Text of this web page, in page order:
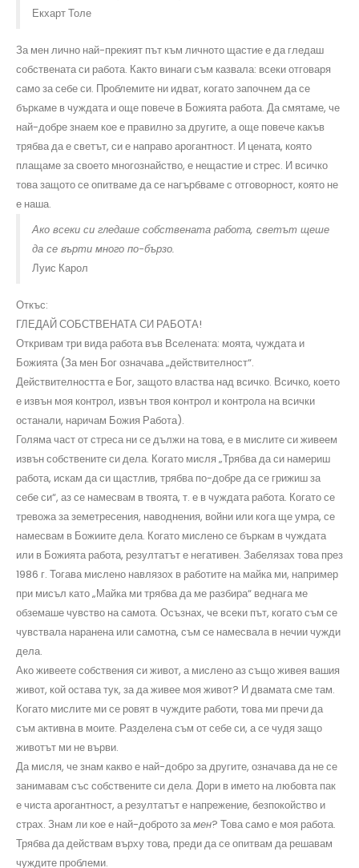
Екхарт Толе
За мен лично най-прекият път към личното щастие е да гледаш
собствената си работа. Както винаги съм казвала: всеки отговаря
само за себе си. Проблемите ни идват, когато започнем да се
бъркаме в чуждата и още повече в Божията работа. Да смятаме, че
най-добре знаем кое е правилно за другите, а още повече какъв
трябва да е светът, си е направо арогантност. И цената, която
плащаме за своето многознайство, е нещастие и стрес. И всичко
това защото се опитваме да се нагърбваме с отговорност, която не
е наша.
Ако всеки си гледаше собствената работа, светът щеше
да се върти много по-бързо.
Луис Карол
Откъс:
ГЛЕДАЙ СОБСТВЕНАТА СИ РАБОТА!
Откривам три вида работа във Вселената: моята, чуждата и
Божията (За мен Бог означава „действителност“.
Действителността е Бог, защото властва над всичко. Всичко, което
е извън моя контрол, извън твоя контрол и контрола на всички
останали, наричам Божия Работа).
Голяма част от стреса ни се дължи на това, е в мислите си живеем
извън собствените си дела. Когато мисля „Трябва да си намериш
работа, искам да си щастлив, трябва по-добре да се грижиш за
себе си“, аз се намесвам в твоята, т. е в чуждата работа. Когато се
тревожа за земетресения, наводнения, войни или кога ще умра, се
намесвам в Божиите дела. Когато мислено се бъркам в чуждата
или в Божията работа, резултатът е негативен. Забелязах това през
1986 г. Тогава мислено навлязох в работите на майка ми, например
при мисъл като „Майка ми трябва да ме разбира“ веднага ме
обземаше чувство на самота. Осъзнах, че всеки път, когато съм се
чувствала наранена или самотна, съм се намесвала в нечии чужди
дела.
Ако живеете собствения си живот, а мислено аз също живея вашия
живот, кой остава тук, за да живее моя живот? И двамата сме там.
Когато мислите ми се ровят в чуждите работи, това ми пречи да
съм активна в моите. Разделена съм от себе си, а се чудя защо
животът ми не върви.
Да мисля, че знам какво е най-добро за другите, означава да не се
занимавам със собствените си дела. Дори в името на любовта пак
е чиста арогантност, а резултатът е напрежение, безпокойство и
страх. Знам ли кое е най-доброто замен? Това само е моя работа.
Трябва да действам върху това, преди да се опитвам да решавам
чуждите проблеми.